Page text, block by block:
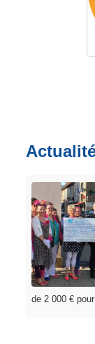
de 2 000 €